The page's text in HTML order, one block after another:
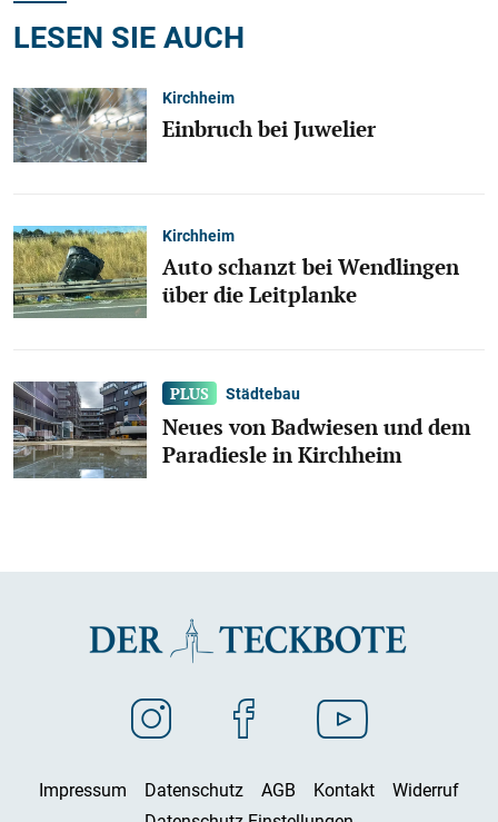
LESEN SIE AUCH
Kirchheim
Einbruch bei Juwelier
Kirchheim
Auto schanzt bei Wendlingen
über die Leitplanke
Städtebau
Neues von Badwiesen und dem
Paradiesle in Kirchheim
Impressum Datenschutz AGB Kontakt
Widerruf